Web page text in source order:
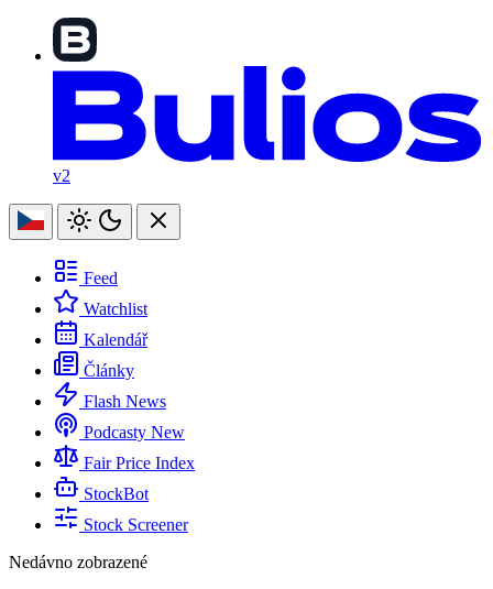
v2
Feed
Watchlist
Kalendář
Články
Flash News
Podcasty New
Fair Price Index
StockBot
Stock Screener
Nedávno zobrazené